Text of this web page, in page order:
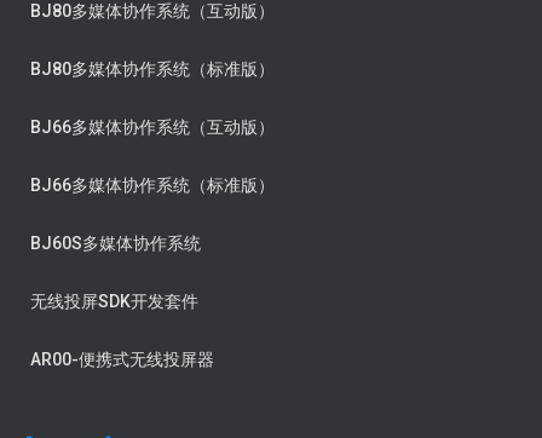
BJ80多媒体协作系统（互动版）
BJ80多媒体协作系统（标准版）
BJ66多媒体协作系统（互动版）
BJ66多媒体协作系统（标准版）
BJ60S多媒体协作系统
无线投屏SDK开发套件
AR00-便携式无线投屏器